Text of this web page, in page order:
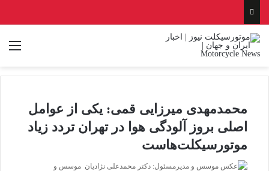
محمدمهدی میرزایی قمی: یکی از عوامل
اصلی بروز آلودگی هوا در تهران تردد زیاد
موتورسیکلت‌هاست
موسس و